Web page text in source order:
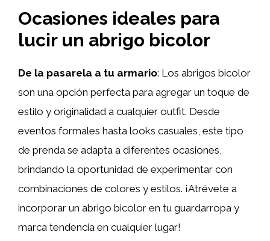
Ocasiones ideales para
lucir un abrigo bicolor
De la pasarela a tu armario: Los abrigos bicolor
son una opción perfecta para agregar un toque de
estilo y originalidad a cualquier outfit. Desde
eventos formales hasta looks casuales, este tipo
de prenda se adapta a diferentes ocasiones,
brindando la oportunidad de experimentar con
combinaciones de colores y estilos. ¡Atrévete a
incorporar un abrigo bicolor en tu guardarropa y
marca tendencia en cualquier lugar!